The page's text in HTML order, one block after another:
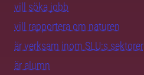
vill söka jobb
vill rapportera om naturen
är verksam inom SLU:s sektorer
är alumn